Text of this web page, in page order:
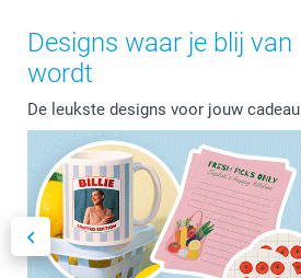
Designs waar je blij van
wordt
De leukste designs voor jouw cadeau